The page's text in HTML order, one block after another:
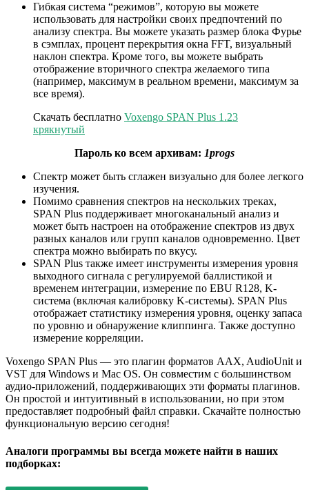
Гибкая система “режимов”, которую вы можете
использовать для настройки своих предпочтений по
анализу спектра. Вы можете указать размер блока Фурье
в сэмплах, процент перекрытия окна FFT, визуальный
наклон спектра. Кроме того, вы можете выбрать
отображение вторичного спектра желаемого типа
(например, максимум в реальном времени, максимум за
все время).
Скачать бесплатно Voxengo SPAN Plus 1.23
крякнутый
Пароль ко всем архивам: 1progs
Спектр может быть сглажен визуально для более легкого
изучения.
Помимо сравнения спектров на нескольких треках,
SPAN Plus поддерживает многоканальный анализ и
может быть настроен на отображение спектров из двух
разных каналов или групп каналов одновременно. Цвет
спектра можно выбирать по вкусу.
SPAN Plus также имеет инструменты измерения уровня
выходного сигнала с регулируемой баллистикой и
временем интеграции, измерение по EBU R128, K-
система (включая калибровку K-системы). SPAN Plus
отображает статистику измерения уровня, оценку запаса
по уровню и обнаружение клиппинга. Также доступно
измерение корреляции.
Voxengo SPAN Plus — это плагин форматов AAX, AudioUnit и
VST для Windows и Mac OS. Он совместим с большинством
аудио-приложений, поддерживающих эти форматы плагинов.
Он простой и интуитивный в использовании, но при этом
предоставляет подробный файл справки. Скачайте полностью
функциональную версию сегодня!
Аналоги программы вы всегда можете найти в наших
подборках: